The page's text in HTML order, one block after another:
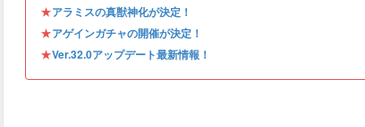
★アラミスの真獣神化が決定！
★アゲインガチャの開催が決定！
★Ver.32.0アップデート最新情報！